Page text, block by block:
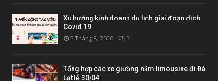
Xu hướng kinh doanh du lịch giai đoạn dịch
Covid 19
5 Tháng 8, 2020 0
Tổng hợp các xe giường nằm limousine đi Đà
Lạt lễ 30/04